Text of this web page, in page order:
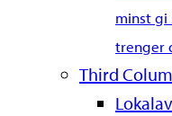
minst gi
trenger
Third